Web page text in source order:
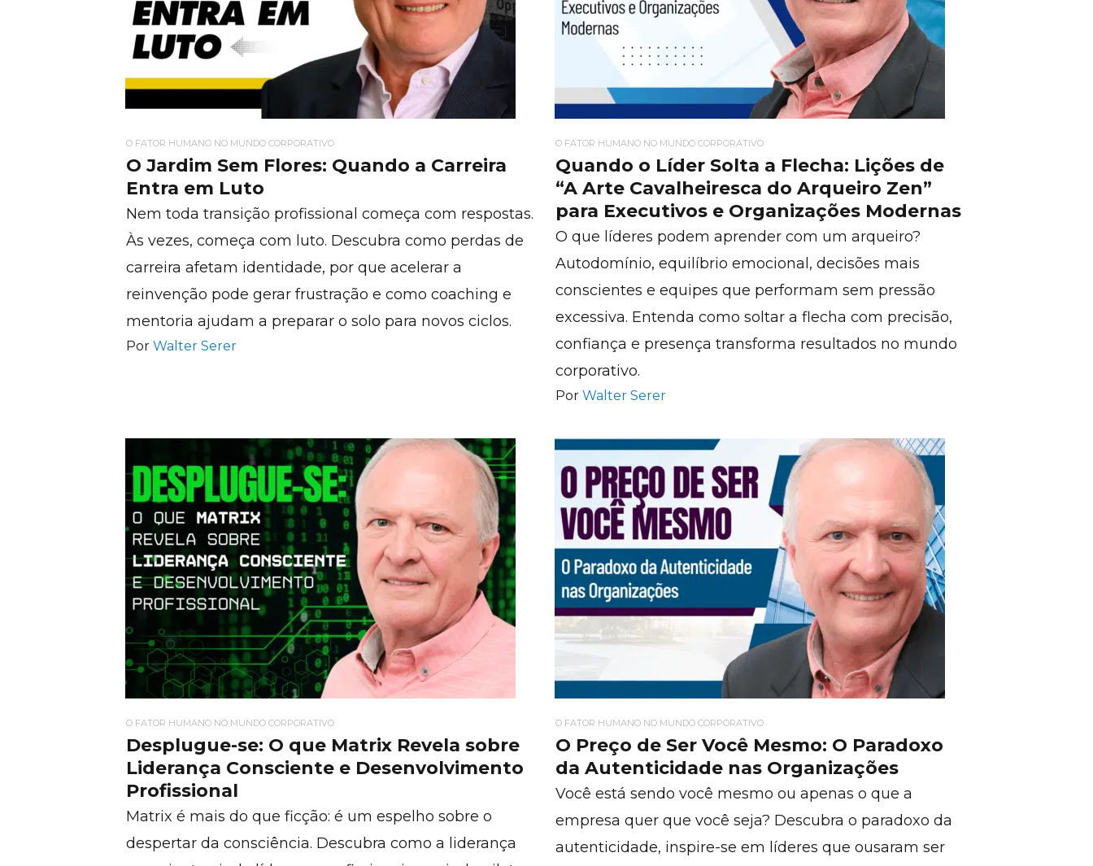
O FATOR HUMANO NO MUNDO CORPORATIVO
O Jardim Sem Flores: Quando a Carreira
Entra em Luto
Nem toda transição profissional começa com respostas.
Às vezes, começa com luto. Descubra como perdas de
carreira afetam identidade, por que acelerar a
reinvenção pode gerar frustração e como coaching e
mentoria ajudam a preparar o solo para novos ciclos.
Por Walter Serer
O FATOR HUMANO NO MUNDO CORPORATIVO
Quando o Líder Solta a Flecha: Lições de
“A Arte Cavalheiresca do Arqueiro Zen”
para Executivos e Organizações Modernas
O que líderes podem aprender com um arqueiro?
Autodomínio, equilíbrio emocional, decisões mais
conscientes e equipes que performam sem pressão
excessiva. Entenda como soltar a flecha com precisão,
confiança e presença transforma resultados no mundo
corporativo.
Por Walter Serer
O FATOR HUMANO NO MUNDO CORPORATIVO
Desplugue-se: O que Matrix Revela sobre
Liderança Consciente e Desenvolvimento
Profissional
Matrix é mais do que ficção: é um espelho sobre o
despertar da consciência. Descubra como a liderança
O FATOR HUMANO NO MUNDO CORPORATIVO
O Preço de Ser Você Mesmo: O Paradoxo
da Autenticidade nas Organizações
Você está sendo você mesmo ou apenas o que a
empresa quer que você seja? Descubra o paradoxo da
autenticidade, inspire-se em líderes que ousaram ser